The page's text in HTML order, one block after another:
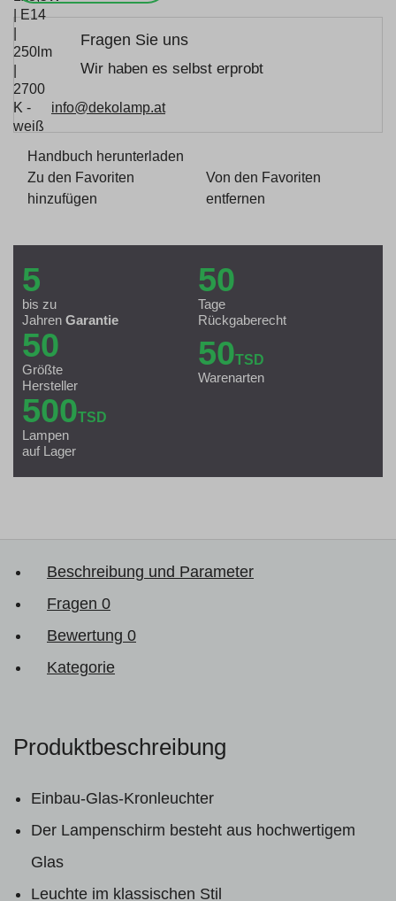
Fragen Sie uns
Wir haben es selbst erprobt
info@dekolamp.at
Handbuch herunterladen
Zu den Favoriten
hinzufügen
Von den Favoriten
entfernen
5
bis zu
Jahren Garantie
50
Tage
Rückgaberecht
50
Größte
Hersteller
50TSD
Warenarten
500TSD
Lampen
auf Lager
Beschreibung und Parameter
Fragen 0
Bewertung 0
Kategorie
Produktbeschreibung
Einbau-Glas-Kronleuchter
Der Lampenschirm besteht aus hochwertigem
Glas
Leuchte im klassischen Stil